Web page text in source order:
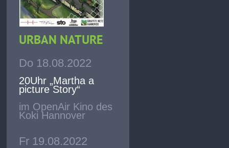
URBAN NATURE
Do 18.08.2022
20Uhr „Martha a
picture Story“
im OpenAir Kino des
Koki Hannover
Fr 19.08.2022